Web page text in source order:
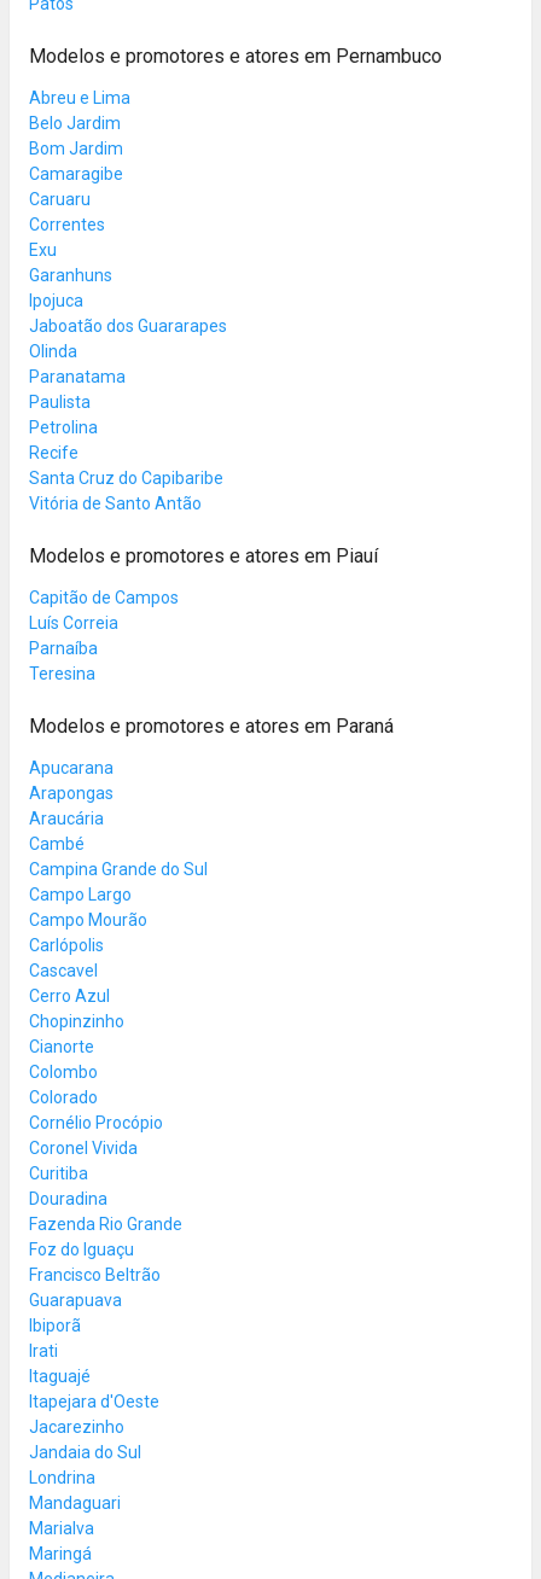
Modelos e promotores e atores em Pernambuco
Abreu e Lima
Belo Jardim
Bom Jardim
Camaragibe
Caruaru
Correntes
Exu
Garanhuns
Ipojuca
Jaboatão dos Guararapes
Olinda
Paranatama
Paulista
Petrolina
Recife
Santa Cruz do Capibaribe
Vitória de Santo Antão
Modelos e promotores e atores em Piauí
Capitão de Campos
Luís Correia
Parnaíba
Teresina
Modelos e promotores e atores em Paraná
Apucarana
Arapongas
Araucária
Cambé
Campina Grande do Sul
Campo Largo
Campo Mourão
Carlópolis
Cascavel
Cerro Azul
Chopinzinho
Cianorte
Colombo
Colorado
Cornélio Procópio
Coronel Vivida
Curitiba
Douradina
Fazenda Rio Grande
Foz do Iguaçu
Francisco Beltrão
Guarapuava
Ibiporã
Irati
Itaguajé
Itapejara d'Oeste
Jacarezinho
Jandaia do Sul
Londrina
Mandaguari
Marialva
Maringá